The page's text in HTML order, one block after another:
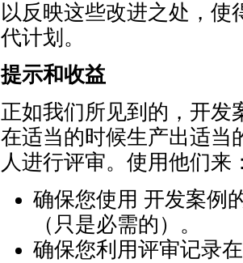
以反映这些改进之处，使
代计划。
提示和收益
正如我们所见到的，开发
在适当的时候生产出适当
人进行评审。使用他们来
确保您使用 开发案例
（只是必需的）。
确保您利用评审记录